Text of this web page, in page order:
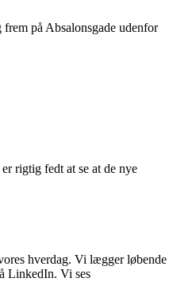
på Absalonsgade udenfor
rigtig fedt at se at de nye
hverdag. Vi lægger løbende
LinkedIn. Vi ses